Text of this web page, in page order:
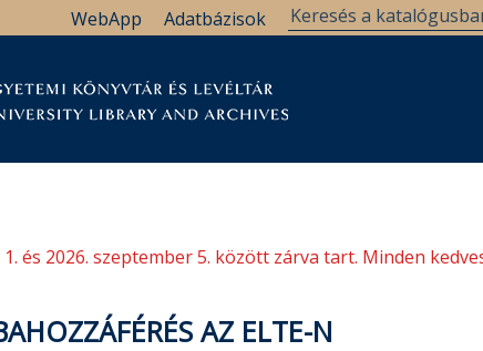
Adatbázisok
WebApp
és 2026. szeptember 5. között zárva tart. Minden
AZ ELTE-N